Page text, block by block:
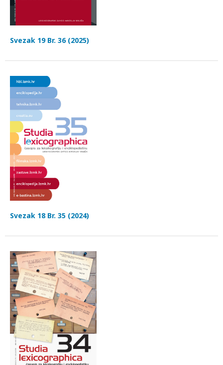
Svezak 19 Br. 36 (2025)
Svezak 18 Br. 35 (2024)